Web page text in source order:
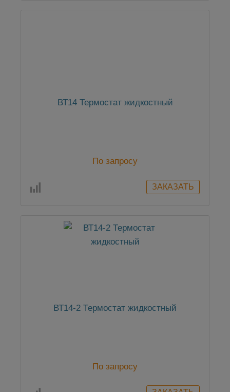
ВТ14 Термостат жидкостный
По запросу
ВТ14-2 Термостат жидкостный
По запросу